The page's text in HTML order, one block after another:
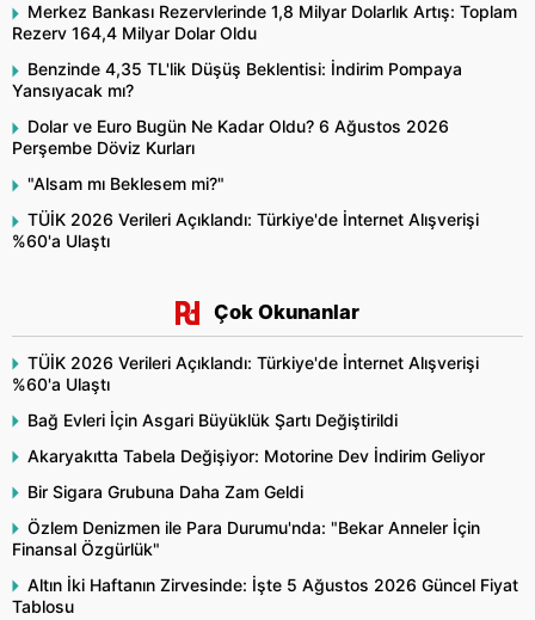
Merkez Bankası Rezervlerinde 1,8 Milyar Dolarlık Artış: Toplam
Rezerv 164,4 Milyar Dolar Oldu
Benzinde 4,35 TL'lik Düşüş Beklentisi: İndirim Pompaya
Yansıyacak mı?
Dolar ve Euro Bugün Ne Kadar Oldu? 6 Ağustos 2026
Perşembe Döviz Kurları
"Alsam mı Beklesem mi?"
TÜİK 2026 Verileri Açıklandı: Türkiye'de İnternet Alışverişi
%60'a Ulaştı
Çok Okunanlar
TÜİK 2026 Verileri Açıklandı: Türkiye'de İnternet Alışverişi
%60'a Ulaştı
Bağ Evleri İçin Asgari Büyüklük Şartı Değiştirildi
Akaryakıtta Tabela Değişiyor: Motorine Dev İndirim Geliyor
Bir Sigara Grubuna Daha Zam Geldi
Özlem Denizmen ile Para Durumu'nda: "Bekar Anneler İçin
Finansal Özgürlük"
Altın İki Haftanın Zirvesinde: İşte 5 Ağustos 2026 Güncel Fiyat
Tablosu